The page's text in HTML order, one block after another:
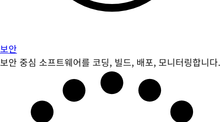
보안
보안 중심 소프트웨어를 코딩, 빌드, 배포, 모니터링합니다.